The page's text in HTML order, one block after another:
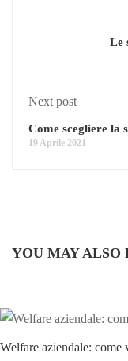
Le
Next post
Come scegliere la
19 Aprile 2021
YOU MAY ALSO
Welfare aziendale: